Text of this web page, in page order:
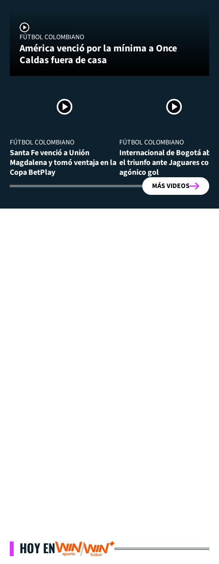
FÚTBOL COLOMBIANO
América venció por la mínima a Once
Caldas fuera de casa
FÚTBOL COLOMBIANO
Santa Fe venció a Unión
Magdalena y tomó ventaja en la
Copa BetPlay
FÚTBOL COLOMBIANO
Internacional de Bogotá
el triunfo ante Jaguares con
agónico gol
MÁS VIDEOS
HOY EN